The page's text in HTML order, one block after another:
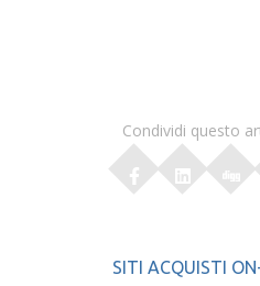
Condividi questo
SITI ACQUISTI